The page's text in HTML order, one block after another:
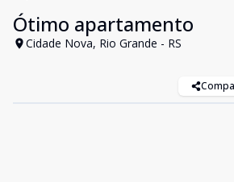
Ótimo apartamento
Cidade Nova, Rio Grande - RS